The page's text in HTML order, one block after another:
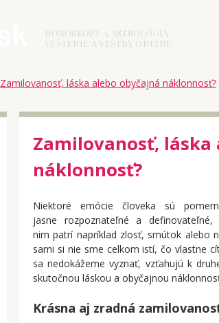
HOROSKOPY A ASTROLÓGIA
VEŠTENIE A VEŠTBY ONLINE
Zamilovanosť, láska alebo obyčajná náklonnosť?
Zamilovanosť, láska
náklonnosť?
Niektoré emócie človeka sú
jasne rozpoznateľné a definovateľné,
nim patrí napríklad zlosť, smútok alebo
sami si nie sme celkom istí, čo vlastne
sa nedokážeme vyznať, vzťahujú k
skutočnou láskou a obyčajnou
Krásna aj zradná